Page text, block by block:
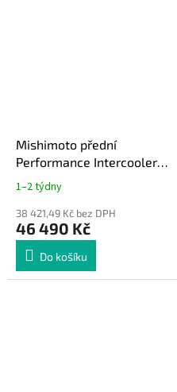
Mishimoto přední
Performance Intercooler
kit Subaru Impreza STI 08-
14 zlatá
1–2 týdny
38 421,49 Kč bez DPH
46 490 Kč
Do košíku